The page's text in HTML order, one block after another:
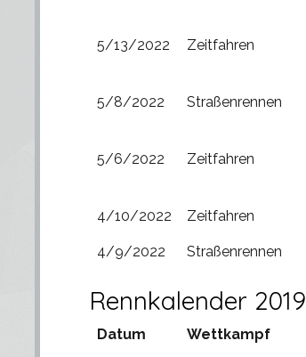
5/13/2022 Zeitfahren
5/8/2022 Straßenrennen
5/6/2022 Zeitfahren
4/10/2022 Zeitfahren
4/9/2022 Straßenrennen
Rennkalender 2019
Datum Wettkampf